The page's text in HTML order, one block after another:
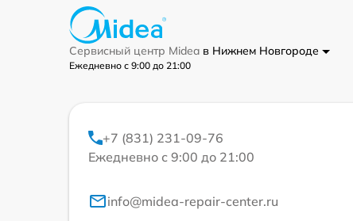
Сервисный центр Midea в Нижнем Новгороде
Ежедневно с 9:00 до 21:00
+7 (831) 231-09-76
Ежедневно с 9:00 до 21:00
info@midea-repair-center.ru